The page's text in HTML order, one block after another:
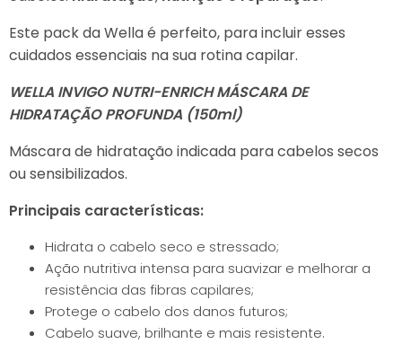
Nutrição
-
Reconstrução
Este pack da Wella é perfeito, para incluir esses
cuidados essenciais na sua rotina capilar.
WELLA INVIGO NUTRI-ENRICH MÁSCARA DE
HIDRATAÇÃO PROFUNDA (150ml)
Máscara de hidratação indicada para cabelos secos
ou sensibilizados.
Principais características:
Hidrata o cabelo seco e stressado;
Ação nutritiva intensa para suavizar e melhorar a
resistência das fibras capilares;
Protege o cabelo dos danos futuros;
Cabelo suave, brilhante e mais resistente.